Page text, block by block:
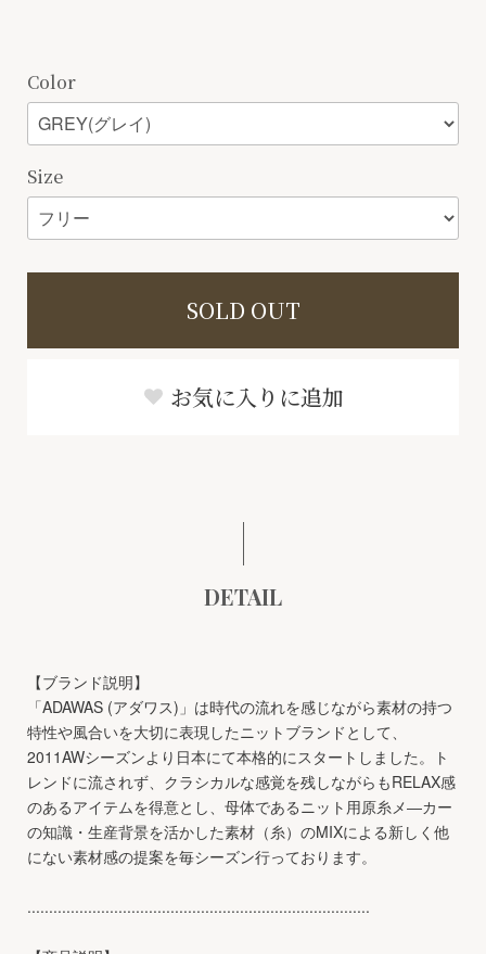
Color
Size
SOLD OUT
お気に入りに追加
DETAIL
【ブランド説明】
「ADAWAS (アダワス)」は時代の流れを感じながら素材の持つ
特性や風合いを大切に表現したニットブランドとして、
2011AWシーズンより日本にて本格的にスタートしました。ト
レンドに流されず、クラシカルな感覚を残しながらもRELAX感
のあるアイテムを得意とし、母体であるニット用原糸メ―カー
の知識・生産背景を活かした素材（糸）のMIXによる新しく他
にない素材感の提案を毎シーズン行っております。
...............................................................................